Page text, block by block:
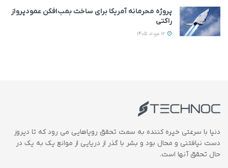
پروژه محرمانه آمریکا برای ساخت بمب‌افکن عمودپرواز
راکتی
دنیا با سرعتی خیره کننده به سمت تحقق رویاهایی می رود که تا دیروز
دست نیافتنی و محال بود و بشر با گذر از دریایی از موانع یک به یک در
حال تحقق آنها است.